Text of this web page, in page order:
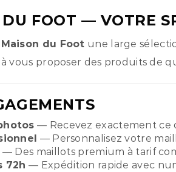
FOOT — VOTRE
Maison du Foot une large
vous proposer des produits de
— Recevez exactement ce
— Personnalisez votre
— Des maillots premium à tarif
72h — Expédition rapide avec